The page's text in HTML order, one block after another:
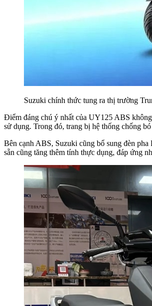
Suzuki chính thức tung ra thị trường
Điểm đáng chú ý nhất của UY125 ABS
sử dụng. Trong đó, trang bị hệ thống chống
Bên cạnh ABS, Suzuki cũng bổ sung đèn
sẵn cũng tăng thêm tính thực dụng, đáp ứng